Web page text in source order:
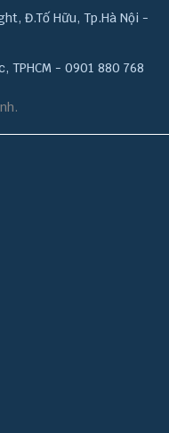
Đ.Tố Hữu, Tp.Hà Nội -
TPHCM - 0901 880 768